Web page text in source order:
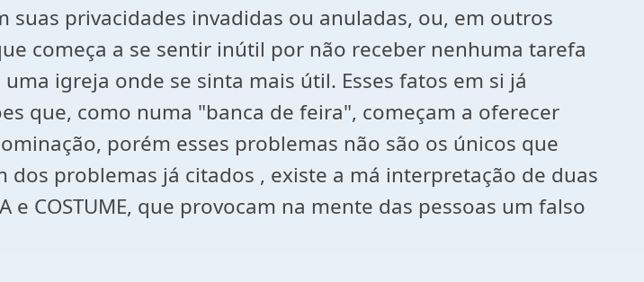
privacidades invadidas ou anuladas, ou, em outros
começa a se sentir inútil por não receber nenhuma tarefa
igreja onde se sinta mais útil. Esses fatos em si já
que, como numa "banca de feira", começam a oferecer
porém esses problemas não são os únicos que
problemas já citados , existe a má interpretação de duas
COSTUME, que provocam na mente das pessoas um falso